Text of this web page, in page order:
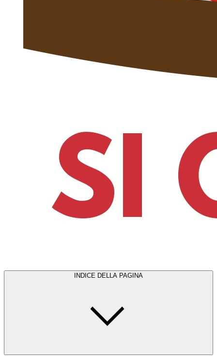
INDICE DELLA PAGINA